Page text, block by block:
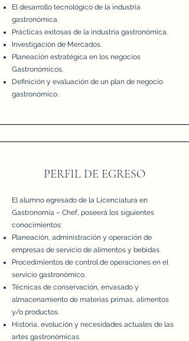
El desarrollo tecnológico de la industria
gastronómica.
Prácticas exitosas de la industria gastronómica.
Investigación de Mercados.
Planeación estratégica en los negocios
Gastronómicos.
Definición y evaluación de un plan de negocio
gastronómico.
PERFIL DE EGRESO
El alumno egresado de la Licenciatura en
Gastronomía – Chef, poseerá los siguientes
conocimientos:
Planeación, administración y operación de
empresas de servicio de alimentos y bebidas.
Procedimientos de control de operaciones en el
servicio gastronómico.
Técnicas de conservación, envasado y
almacenamiento de materias primas, alimentos
y/o productos.
Historia, evolución y necesidades actuales de las
artes gastronómicas.